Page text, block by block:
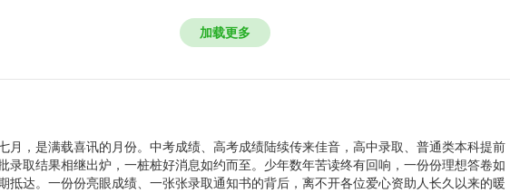
加载更多
月，是满载喜讯的月份。中考成绩、高考成绩陆续传来佳音，高中录取、普通类本科提前
录取结果相继出炉，一桩桩好消息如约而至。少年数年苦读终有回响，一份份理想答卷如
抵达。一份份亮眼成绩、一张张录取通知书的背后，离不开各位爱心资助人长久以来的暖